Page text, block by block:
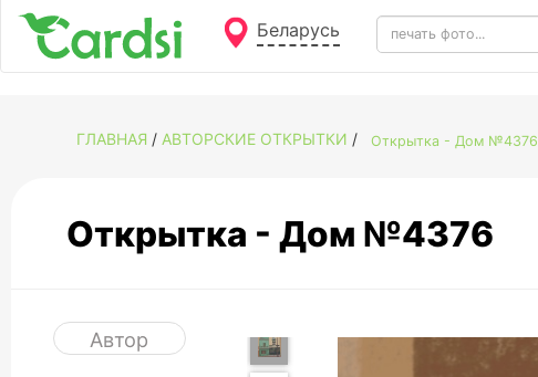
Беларусь
ГЛАВНАЯ / АВТОРСКИЕ ОТКРЫТКИ / Открытка - Дом №4376
Открытка - Дом №4376
Автор